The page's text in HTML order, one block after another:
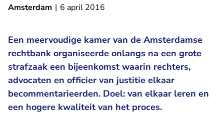
Amsterdam | 6 april 2016
Een meervoudige kamer van de Amsterdamse
rechtbank organiseerde onlangs na een grote
strafzaak een bijeenkomst waarin rechters,
advocaten en officier van justitie elkaar
becommentarieerden. Doel: van elkaar leren en
een hogere kwaliteit van het proces.